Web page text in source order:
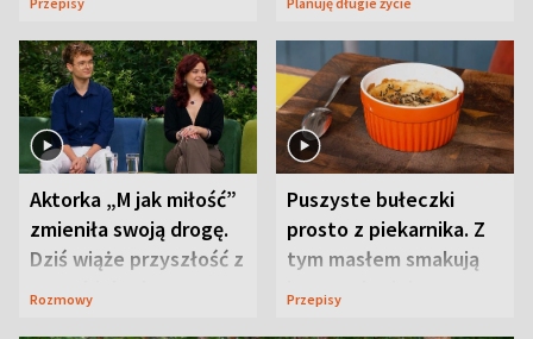
Aktorka „M jak miłość”
zmieniła swoją drogę.
Dziś wiąże przyszłość z
neurobiologią
Rozmowy
Puszyste bułeczki
prosto z piekarnika. Z
tym masłem smakują
jeszcze lepiej
Przepisy